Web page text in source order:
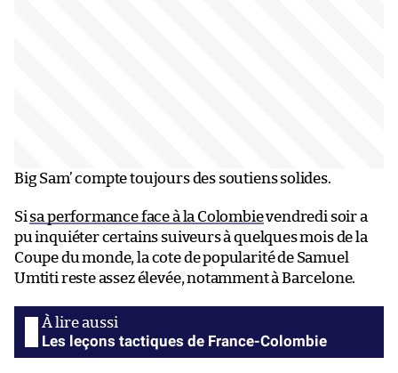
Big Sam’ compte toujours des soutiens solides.
Si sa performance face à la Colombievendredi soir a
pu inquiéter certains suiveurs à quelques mois de la
Coupe du monde, la cote de popularité de Samuel
Umtiti reste assez élevée, notamment à Barcelone.
Les leçons tactiques de France-Colombie